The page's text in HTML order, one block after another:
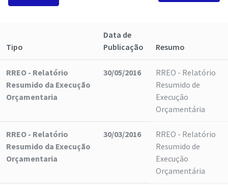
Tipo
Data de
Publicação
Resumo
RREO - Relatório
Resumido da Execução
Orçamentaria
30/05/2016
RREO - Relatório
Resumido de
Execução
Orçamentária
RREO - Relatório
Resumido da Execução
Orçamentaria
30/03/2016
RREO - Relatório
Resumido de
Execução
Orçamentária